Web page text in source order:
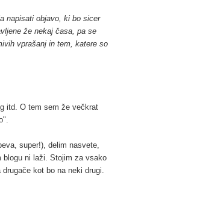
napisati objavo, ki bo sicer
že nekaj časa, pa se
vprašanj in tem, katere so
itd. O tem sem že večkrat
super!), delim nasvete,
blogu ni laži. Stojim za vsako
kot bo na neki drugi.